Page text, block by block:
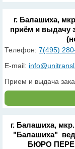
г. Балашиха,
приём и выдачу
Телефон:7(495)
E-mail:
Прием и выдача
г. Балашиха,
"Балашиха"
БЮРО